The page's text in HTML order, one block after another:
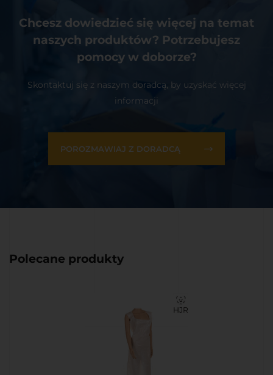
Chcesz dowiedzieć się więcej na temat
naszych produktów? Potrzebujesz
pomocy w doborze?
Skontaktuj się z naszym doradcą, by uzyskać więcej
informacji
POROZMAWIAJ Z DORADCĄ
Polecane produkty